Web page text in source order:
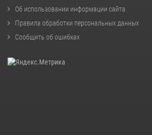
Об использовании информации сайта
Правила обработки персональных данных
Сообщить об ошибках